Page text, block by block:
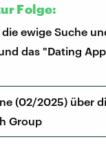
Folge:
ewige Suche
das "Dating
(02/2025) über
Group